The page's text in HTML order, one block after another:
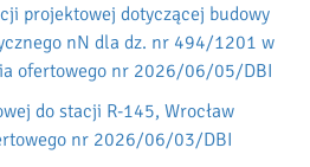
projektowej dotyczącej budowy
nN dla dz. nr 494/1201 w
ofertowego nr 2026/06/05/DBI
do stacji R-145, Wrocław
nr 2026/06/03/DBI